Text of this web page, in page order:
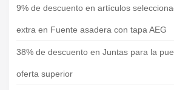
9% de descuento en artículos
extra en Fuente asadera con tapa AEG
38% de descuento en Juntas para la
oferta superior